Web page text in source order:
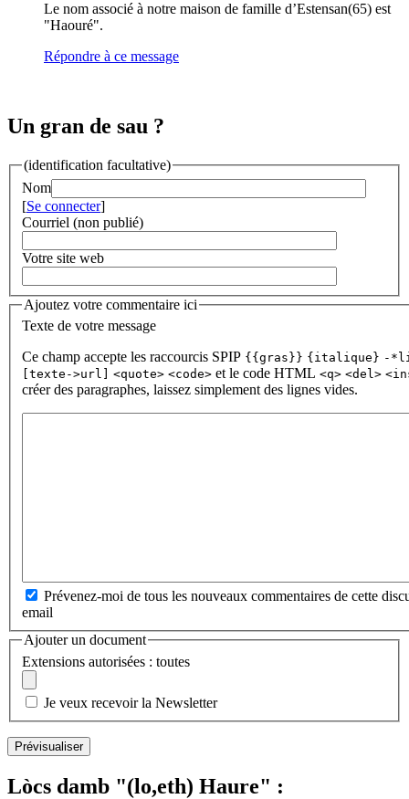
Le nom associé à notre maison de famille d’Estensan(65) est
"Haouré".
Répondre à ce message
Un gran de sau ?
(identification facultative)
Nom
[Se connecter]
Courriel (non publié)
Votre site web
Ajoutez votre commentaire ici
Texte de votre message
Ce champ accepte les raccourcis SPIP {{gras}} {italique} -
[texte->url]
<quote> <code> et le code HTML <q> <del>
créer des paragraphes, laissez simplement des lignes vides.
Prévenez-moi de tous les nouveaux commentaires de cette
email
Ajouter un document
Extensions autorisées : toutes
Je veux recevoir la Newsletter
Lòcs damb "(lo,eth) Haure" :